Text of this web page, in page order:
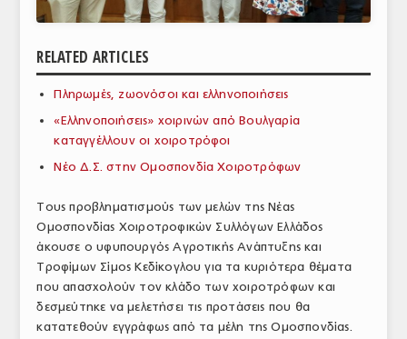
ΕΜΠΟΡΙΚΟΣ ΚΑΤΑΛΟΓΟΣ
ΠΑΡΑΓΩΓΗ & ΕΜΠΟΡΙΑ
ΣΦΑΓΕΙΑ
ΠΡΩΤΕΣ ΥΛΕΣ
ΕΞΟΠΛΙΣΜΟΣ
ΥΠΗΡΕΣΙΕΣ
ΕΜΠΟΡΙΚΟΙ ΑΝΤΙΠΡΟΣΩΠΟΙ
ΝΟΜΟΘΕΣΙΑ
RELATED ARTICLES
Πληρωμές, ζωονόσοι και ελληνοποιήσεις
«Ελληνοποιήσεις» χοιρινών από Βουλγαρία
καταγγέλλουν οι χοιροτρόφοι
Νέο Δ.Σ. στην Ομοσπονδία Χοιροτρόφων
Τους προβληματισμούς των μελών της Νέας
Ομοσπονδίας Χοιροτροφικών Συλλόγων Ελλάδος
άκουσε ο υφυπουργός Αγροτικής Ανάπτυξης και
Τροφίμων Σίμος Κεδίκογλου για τα κυριότερα θέματα
που απασχολούν τον κλάδο των χοιροτρόφων και
δεσμεύτηκε να μελετήσει τις προτάσεις που θα
κατατεθούν εγγράφως από τα μέλη της Ομοσπονδίας.